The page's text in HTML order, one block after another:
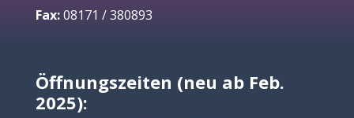
Fax:08171 / 380893
Öffnungszeiten (neu ab Feb.
2025):